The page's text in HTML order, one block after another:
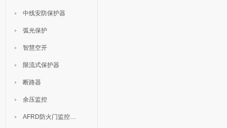
中线安防保护器
弧光保护
智慧空开
限流式保护器
断路器
余压监控
AFRD防火门监控模块